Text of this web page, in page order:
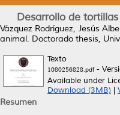
Desarrollo de
Vázquez Rodríguez, Jesús
animal. Doctorado thesis,
Texto
1080256828.pdf-
Available under
Download (3MB)
Resumen